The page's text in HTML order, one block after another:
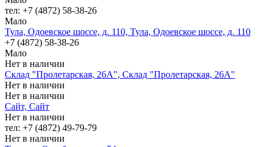
тел: +7 (4872) 58-38-26
Мало
Тула, Одоевское шоссе, д. 110, Тула, Одоевское шоссе, д. 110
+7 (4872) 58-38-26
Мало
Нет в наличии
Склад "Пролетарская, 26А", Склад "Пролетарская, 26А"
Нет в наличии
Нет в наличии
Сайт, Сайт
Нет в наличии
тел: +7 (4872) 49-79-79
Нет в наличии